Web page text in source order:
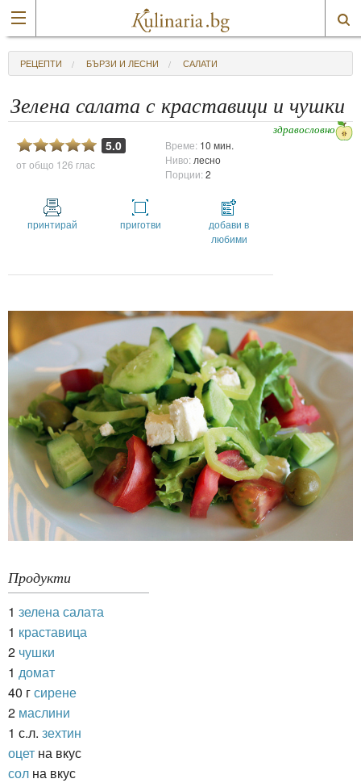
РЕЦЕПТИ БЪРЗИ И ЛЕСНИ САЛАТИ
Зелена салата с краставици и чушки
здравословно
5.0
от общо 126 глас
Време: 10 мин.
Ниво: лесно
Порции:2
принтирай приготви
добави в
любими
Продукти
1 зелена салата
1 краставица
2 чушки
1 домат
40 гсирене
2 маслини
1 с.л. зехтин
оцет на вкус
сол на вкус